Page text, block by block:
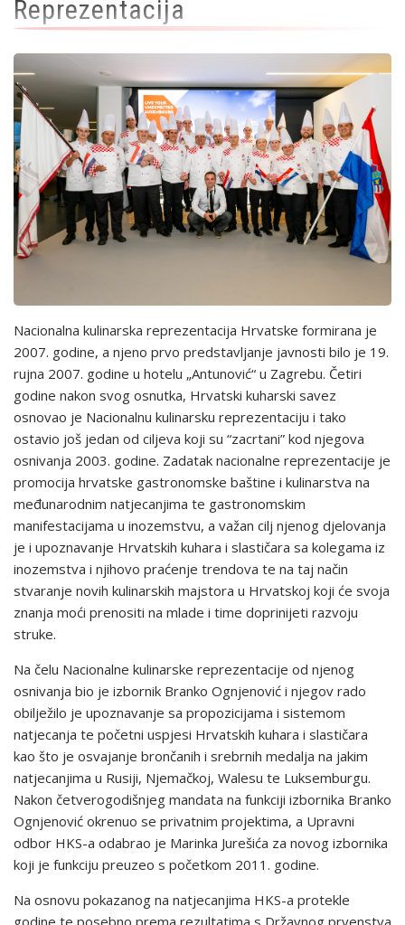
Reprezentacija
Nacionalna kulinarska reprezentacija Hrvatske formirana je
2007. godine, a njeno prvo predstavljanje javnosti bilo je 19.
rujna 2007. godine u hotelu „Antunović“ u Zagrebu. Četiri
godine nakon svog osnutka, Hrvatski kuharski savez
osnovao je Nacionalnu kulinarsku reprezentaciju i tako
ostavio još jedan od ciljeva koji su “zacrtani” kod njegova
osnivanja 2003. godine. Zadatak nacionalne reprezentacije je
promocija hrvatske gastronomske baštine i kulinarstva na
međunarodnim natjecanjima te gastronomskim
manifestacijama u inozemstvu, a važan cilj njenog djelovanja
je i upoznavanje Hrvatskih kuhara i slastičara sa kolegama iz
inozemstva i njihovo praćenje trendova te na taj način
stvaranje novih kulinarskih majstora u Hrvatskoj koji će svoja
znanja moći prenositi na mlade i time doprinijeti razvoju
struke.
Na čelu Nacionalne kulinarske reprezentacije od njenog
osnivanja bio je izbornik Branko Ognjenović i njegov rado
obilježilo je upoznavanje sa propozicijama i sistemom
natjecanja te početni uspjesi Hrvatskih kuhara i slastičara
kao što je osvajanje brončanih i srebrnih medalja na jakim
natjecanjima u Rusiji, Njemačkoj, Walesu te Luksemburgu.
Nakon četverogodišnjeg mandata na funkciji izbornika Branko
Ognjenović okrenuo se privatnim projektima, a Upravni
odbor HKS-a odabrao je Marinka Jurešića za novog izbornika
koji je funkciju preuzeo s početkom 2011. godine.
Na osnovu pokazanog na natjecanjima HKS-a protekle
godine te posebno prema rezultatima s Državnog prvenstva